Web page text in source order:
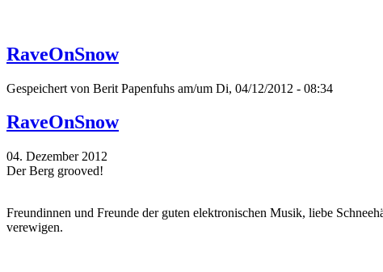
RaveOnSnow
Gespeichert von Berit Papenfuhs am/um Di, 04/12/2012 - 08:34
RaveOnSnow
04. Dezember 2012
Der Berg grooved!
Freundinnen und Freunde der guten elektronischen Musik, liebe
verewigen.